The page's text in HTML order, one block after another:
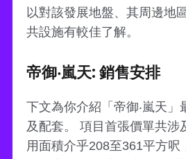
以對該發展地盤、其周邊地
共設施有較佳了解。
帝御‧嵐天: 銷售安排
下文為你介紹「帝御‧嵐天」
及配套。 項目首張價單共涉
用面積介乎208至361平方呎